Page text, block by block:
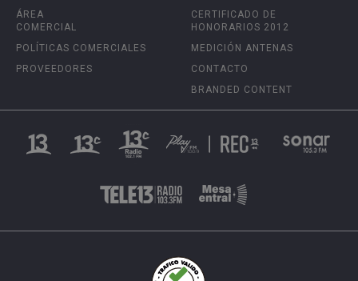
ÁREA
COMERCIAL
POLÍTICAS COMERCIALES
PROVEEDORES
CERTIFICADO DE
HONORARIOS 2012
MEDICIÓN ANTENAS
CONTACTO
BRANDED CONTENT